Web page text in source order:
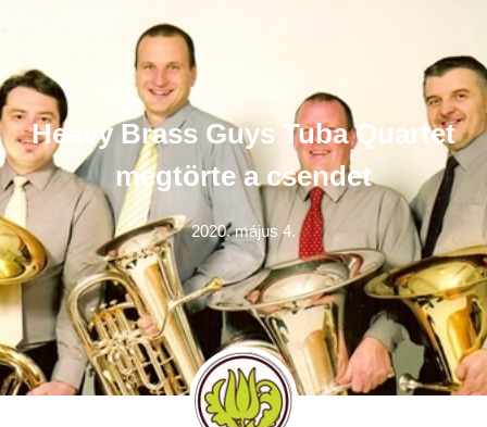
Heavy Brass Guys Tuba Quartet
megtörte a csendet
2020. május 4.